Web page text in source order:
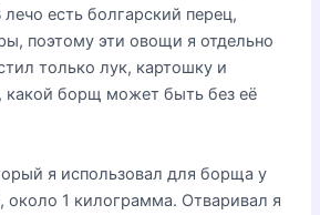
есть болгарский перец,
поэтому эти овощи я отдельно
только лук, картошку и
какой борщ может быть без её
я использовал для борща у
1 килограмма. Отваривал я